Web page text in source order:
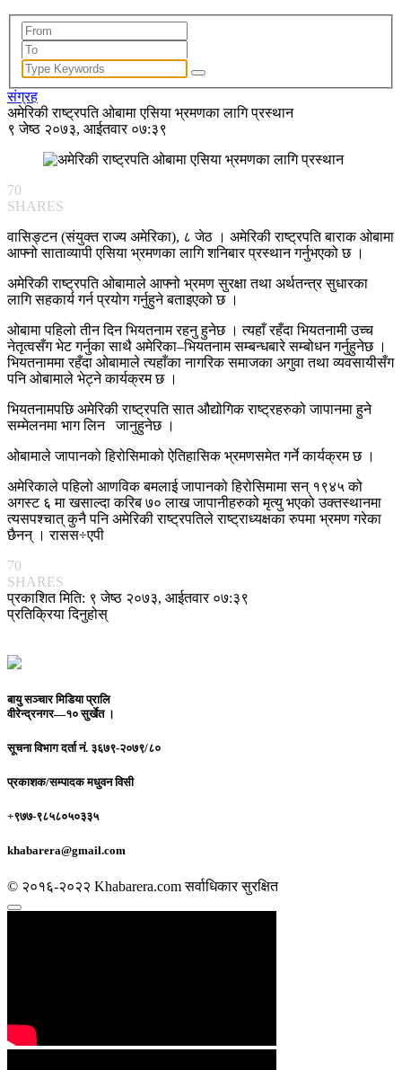
संग्रह
अमेरिकी राष्ट्रपति ओबामा एसिया भ्रमणका लागि प्रस्थान
९ जेष्ठ २०७३, आईतवार ०७:३९
70
SHARES
वासिङ्टन (संयुक्त राज्य अमेरिका), ८ जेठ । अमेरिकी राष्ट्रपति बाराक ओबामा
आफ्नो साताव्यापी एसिया भ्रमणका लागि शनिबार प्रस्थान गर्नुभएको छ ।
अमेरिकी राष्ट्रपति ओबामाले आफ्नो भ्रमण सुरक्षा तथा अर्थतन्त्र सुधारका
लागि सहकार्य गर्न प्रयोग गर्नुहुने बताइएको छ ।
ओबामा पहिलो तीन दिन भियतनाम रहनु हुनेछ । त्यहाँ रहँदा भियतनामी उच्च
नेतृत्वसँग भेट गर्नुका साथै अमेरिका–भियतनाम सम्बन्धबारे सम्बोधन गर्नुहुनेछ ।
भियतनाममा रहँदा ओबामाले त्यहाँका नागरिक समाजका अगुवा तथा व्यवसायीसँग
पनि ओबामाले भेट्ने कार्यक्रम छ ।
भियतनामपछि अमेरिकी राष्ट्रपति सात औद्योगिक राष्ट्रहरुको जापानमा हुने
सम्मेलनमा भाग लिन जानुहुनेछ ।
ओबामाले जापानको हिरोसिमाको ऐतिहासिक भ्रमणसमेत गर्ने कार्यक्रम छ ।
अमेरिकाले पहिलो आणविक बमलाई जापानको हिरोसिमामा सन् १९४५ को
अगस्ट ६ मा खसाल्दा करिब ७० लाख जापानीहरुको मृत्यु भएको उक्तस्थानमा
त्यसपश्चात् कुनै पनि अमेरिकी राष्ट्रपतिले राष्ट्राध्यक्षका रुपमा भ्रमण गरेका
छैनन् । रासस÷एपी
70
SHARES
प्रकाशित मिति: ९ जेष्ठ २०७३, आईतवार ०७:३९
प्रतिक्रिया दिनुहोस्
बायु सञ्चार मिडिया प्रालि
वीरेन्द्रनगर—१० सुर्खेत ।
सूचना विभाग दर्ता नं. ३६७९-२०७९/८०
प्रकाशक/सम्पादकमधुवन विसी
+९७७-९८५८०५०३३५
khabarera@gmail.com
© २०१६-२०२२ Khabarera.com सर्वाधिकार सुरक्षित